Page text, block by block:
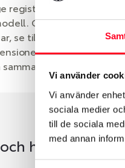
Vi använder
Vi använder
sociala medier
till de sociala
med annan
registreringsnummer för
Om du köper däck
se till att kolla en extra
Ibland kan
samma dimension som
hämta hos